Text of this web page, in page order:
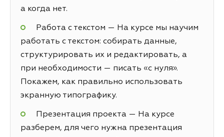
а когда нет.
Работа с текстом — На курсе мы научим
работать с текстом: собирать данные,
структурировать их и редактировать, а
при необходимости — писать «с нуля».
Покажем, как правильно использовать
экранную типографику.
Презентация проекта — На курсе
разберем, для чего нужна презентация